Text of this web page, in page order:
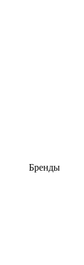
Бренды